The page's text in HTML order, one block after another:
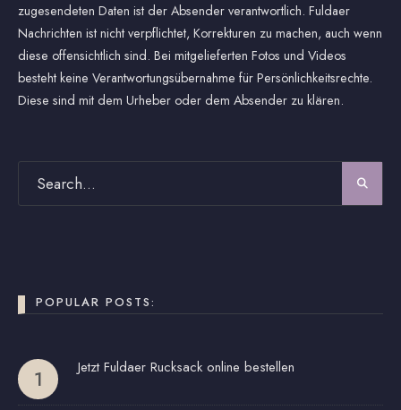
zugesendeten Daten ist der Absender verantwortlich. Fuldaer
Nachrichten ist nicht verpflichtet, Korrekturen zu machen, auch wenn
diese offensichtlich sind. Bei mitgelieferten Fotos und Videos
besteht keine Verantwortungsübernahme für Persönlichkeitsrechte.
Diese sind mit dem Urheber oder dem Absender zu klären.
POPULAR POSTS:
Jetzt Fuldaer Rucksack online bestellen